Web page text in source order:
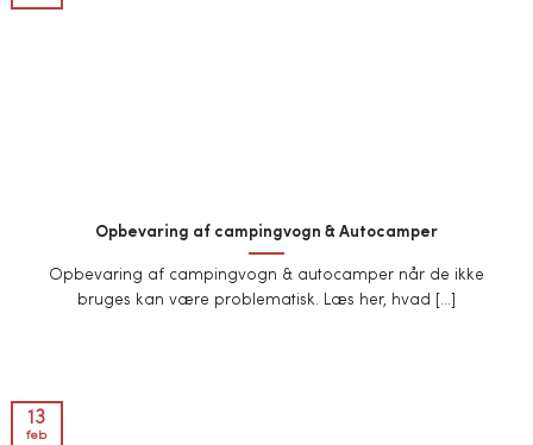
Opbevaring af campingvogn & Autocamper
Opbevaring af campingvogn & autocamper når de ikke
bruges kan være problematisk. Læs her, hvad [...]
13
feb